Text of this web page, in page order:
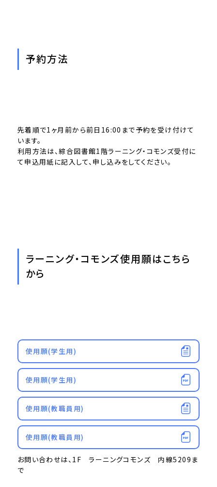
予約方法
先着順で1ヶ月前から前日16:00まで予約を受け付けて
います。
利用方法は、綜合図書館1階ラーニング・コモンズ受付に
て申込用紙に記入して、申し込みをしてください。
ラーニング・コモンズ使用願はこちら
から
使用願(学生用)
使用願(学生用)
使用願(教職員用)
使用願(教職員用)
お問い合わせは、1F ラーニングコモンズ 内線5209ま
で